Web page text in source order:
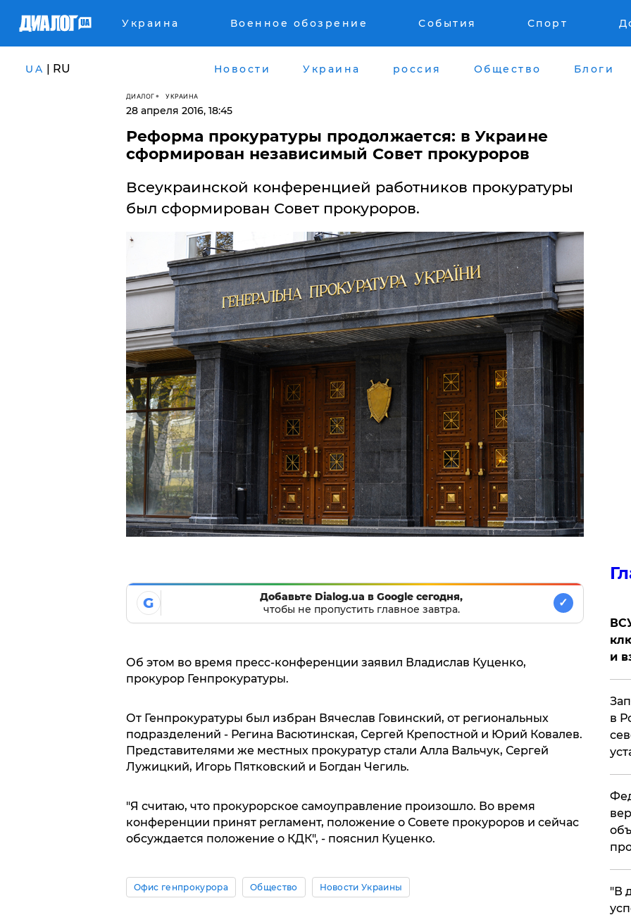
Украина Военное обозрение События Спорт
UA | RU Новости Украина россия Общество Блоги
ДИАЛОГ УКРАИНА
28 апреля 2016, 18:45
Реформа прокуратуры продолжается: в Украине
сформирован независимый Совет прокуроров
Всеукраинской конференцией работников прокуратуры
был сформирован Совет прокуроров.
G
Добавьте Dialog.ua в Google сегодня,
чтобы не пропустить главное завтра.
✓
Об этом во время пресс-конференции заявил Владислав Куценко,
прокурор Генпрокуратуры.
От Генпрокуратуры был избран Вячеслав Говинский, от региональных
подразделений - Регина Васютинская, Сергей Крепостной и Юрий Ковалев.
Представителями же местных прокуратур стали Алла Вальчук, Сергей
Лужицкий, Игорь Пятковский и Богдан Чегиль.
"Я считаю, что прокурорское самоуправление произошло. Во время
конференции принят регламент, положение о Совете прокуроров и сейчас
обсуждается положение о КДК", - пояснил Куценко.
Офис генпрокурора Общество Новости Украины
и
в
​"В